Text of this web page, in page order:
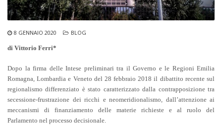
8 GENNAIO 2020 BLOG
di Vittorio Ferri*
Dopo la firma delle Intese preliminari tra il Governo e le Regioni Emilia
Romagna, Lombardia e Veneto del 28 febbraio 2018 il dibattito recente sul
regionalismo differenziato è stato caratterizzato dalla contrapposizione tra
secessione-frustrazione dei ricchi e neomeridionalismo, dall’attenzione ai
meccanismi di finanziamento delle materie richieste e al ruolo del
Parlamento nel processo decisionale.